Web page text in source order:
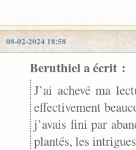
08-02-2024 18:58
Beruthiel a écrit :
J’ai achevé ma
effectivement
j’avais fini par
plantés, les